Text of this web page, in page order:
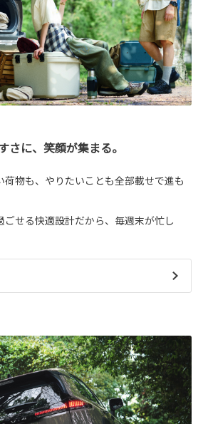
さに、笑顔が集まる。
物も、やりたいことも全部載せで進も
ごせる快適設計だから、毎週末が忙し